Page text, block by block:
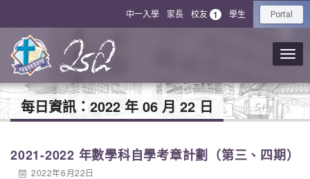
中一入學 家長 校友 1 學生 Portal
每日資訊： 2022 年 06 月 22 日
2021-2022 年數學科自學考章計劃（第三、四期）
2022年6月22日